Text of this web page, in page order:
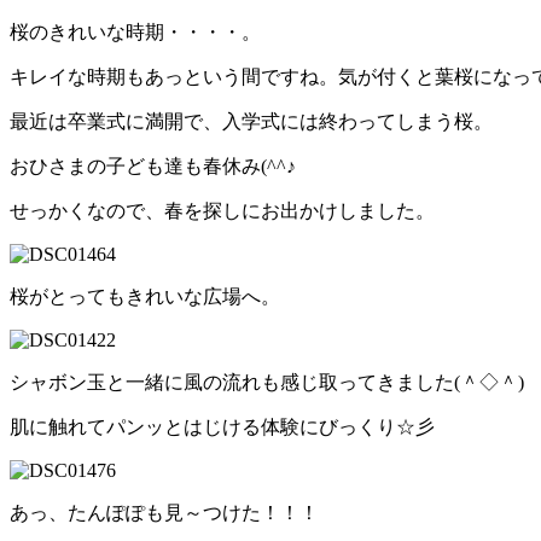
桜のきれいな時期・・・・。
キレイな時期もあっという間ですね。気が付くと葉桜になっ
最近は卒業式に満開で、入学式には終わってしまう桜。
おひさまの子ども達も春休み(^^♪
せっかくなので、春を探しにお出かけしました。
桜がとってもきれいな広場へ。
シャボン玉と一緒に風の流れも感じ取ってきました(＾◇＾)
肌に触れてパンッとはじける体験にびっくり☆彡
あっ、たんぽぽも見～つけた！！！